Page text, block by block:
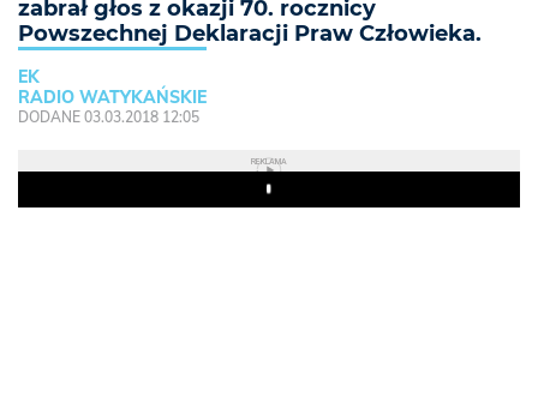
zabrał głos z okazji 70. rocznicy
Powszechnej Deklaracji Praw Człowieka.
EK
RADIO WATYKAŃSKIE
DODANE 03.03.2018 12:05
REKLAMA
Play